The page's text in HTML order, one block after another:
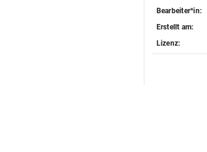
Bearbeiter*in:
Erstellt am:
Lizenz: